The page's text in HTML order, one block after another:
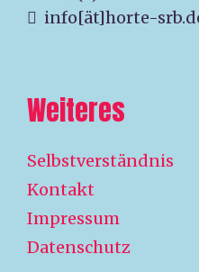
info[ät]horte-
Weiteres
Selbstverständnis
Kontakt
Impressum
Datenschutz